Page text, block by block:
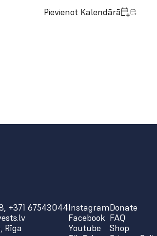
Pievienot Kalendārā
, +371 67543044
Rīga
Instagram
Facebook
Youtube
Donate
FAQ
Shop